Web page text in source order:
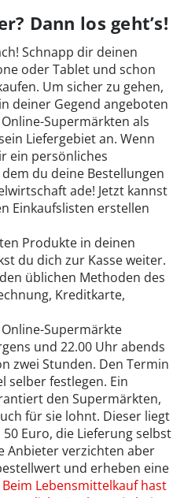
Dann los geht’s!
Schnapp dir deinen
oder Tablet und schon
Um sicher zu gehen,
deiner Gegend angeboten
Supermärkten als
Liefergebiet an. Wenn
ein persönliches
du deine Bestellungen
ade! Jetzt kannst
Einkaufslisten erstellen
Produkte in deinen
du dich zur Kasse weiter.
üblichen Methoden des
Kreditkarte,
Supermärkte
und 22.00 Uhr abends
zwei Stunden. Den Termin
selber festlegen. Ein
den Supermärkten,
für sie lohnt. Dieser liegt
Euro, die Lieferung selbst
Anbieter verzichten aber
und erheben eine
Beim Lebensmittelkauf hast